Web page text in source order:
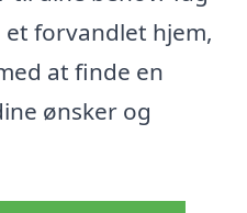
forvandlet hjem,
at finde en
ønsker og